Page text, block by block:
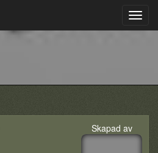
Skapad av